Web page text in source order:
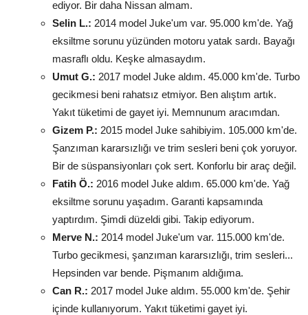
ediyor. Bir daha Nissan almam.
Selin L.: 2014 model Juke'um var. 95.000 km'de. Yağ
eksiltme sorunu yüzünden motoru yatak sardı. Bayağı
masraflı oldu. Keşke almasaydım.
Umut G.: 2017 model Juke aldım. 45.000 km'de. Turbo
gecikmesi beni rahatsız etmiyor. Ben alıştım artık.
Yakıt tüketimi de gayet iyi. Memnunum aracımdan.
Gizem P.: 2015 model Juke sahibiyim. 105.000 km'de.
Şanzıman kararsızlığı ve trim sesleri beni çok yoruyor.
Bir de süspansiyonları çok sert. Konforlu bir araç değil.
Fatih Ö.: 2016 model Juke aldım. 65.000 km'de. Yağ
eksiltme sorunu yaşadım. Garanti kapsamında
yaptırdım. Şimdi düzeldi gibi. Takip ediyorum.
Merve N.: 2014 model Juke'um var. 115.000 km'de.
Turbo gecikmesi, şanzıman kararsızlığı, trim sesleri...
Hepsinden var bende. Pişmanım aldığıma.
Can R.: 2017 model Juke aldım. 55.000 km'de. Şehir
içinde kullanıyorum. Yakıt tüketimi gayet iyi.